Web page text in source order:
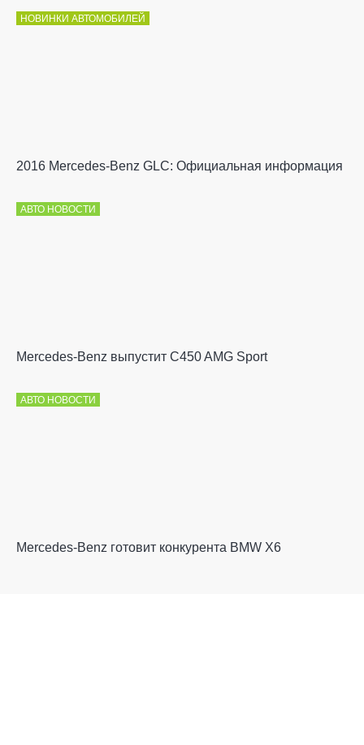
НОВИНКИ АВТОМОБИЛЕЙ
2016 Mercedes-Benz GLC: Официальная информация
АВТО НОВОСТИ
Mercedes-Benz выпустит C450 AMG Sport
АВТО НОВОСТИ
Mercedes-Benz готовит конкурента BMW X6